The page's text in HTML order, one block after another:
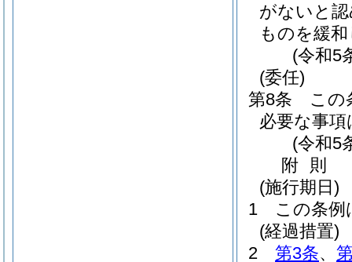
がないと
ものを緩
(令和5
(委任)
第8条
この
必要な事
(令和5
附 則
(施行期日)
1
この条例
(経過措置)
2
第3条、